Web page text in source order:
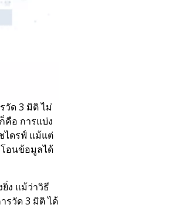
วัด 3 มิติ ไม่
คือ การแบ่ง
ไดรฟ์ แม้แต่
อนข้อมูลได้
ง แม้ว่าวิธี
รวัด 3 มิติ ได้